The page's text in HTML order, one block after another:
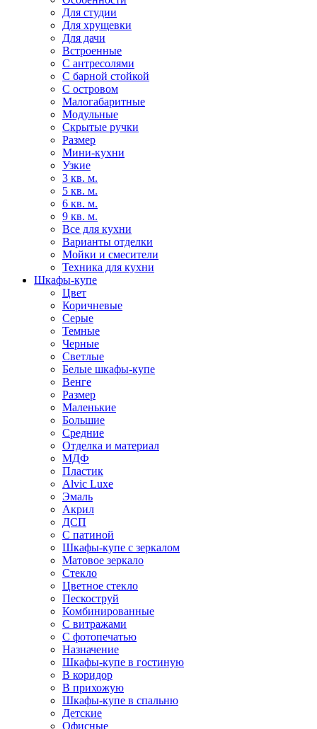
Для студии
Для хрущевки
Для дачи
Встроенные
С антресолями
С барной стойкой
С островом
Малогабаритные
Модульные
Скрытые ручки
Размер
Мини-кухни
Узкие
3 кв. м.
5 кв. м.
6 кв. м.
9 кв. м.
Все для кухни
Варианты отделки
Мойки и смесители
Техника для кухни
Шкафы-купе
Цвет
Коричневые
Серые
Темные
Черные
Светлые
Белые шкафы-купе
Венге
Размер
Маленькие
Большие
Средние
Отделка и материал
МДФ
Пластик
Alvic Luxe
Эмаль
Акрил
ДСП
С патиной
Шкафы-купе с зеркалом
Матовое зеркало
Стекло
Цветное стекло
Пескоструй
Комбинированные
С витражами
С фотопечатью
Назначение
Шкафы-купе в гостиную
В коридор
В прихожую
Шкафы-купе в спальню
Детские
Офисные